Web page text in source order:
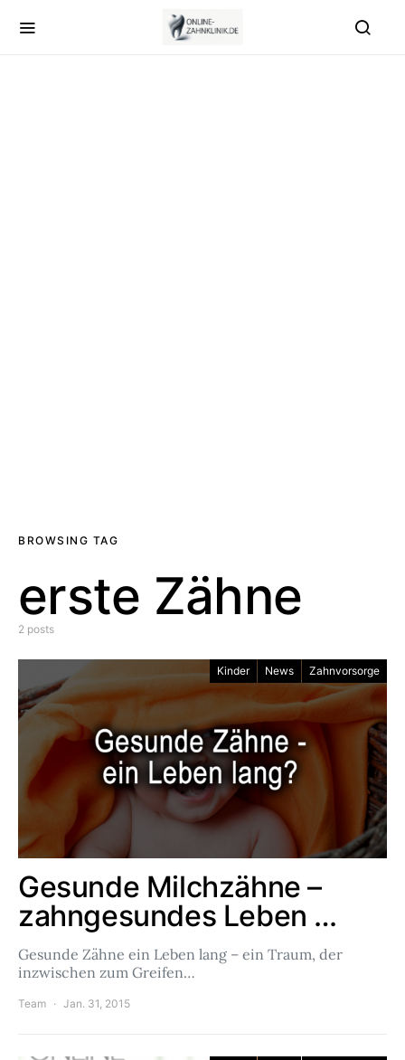
BROWSING TAG
erste Zähne
2 posts
Kinder News Zahnvorsorge
Gesunde Milchzähne –
zahngesundes Leben …
Gesunde Zähne ein Leben lang – ein Traum, der
inzwischen zum Greifen…
Team Jan. 31, 2015